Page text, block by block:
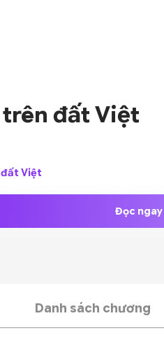
đất Việt
đất Việt
Đọc ngay
Danh sách chương